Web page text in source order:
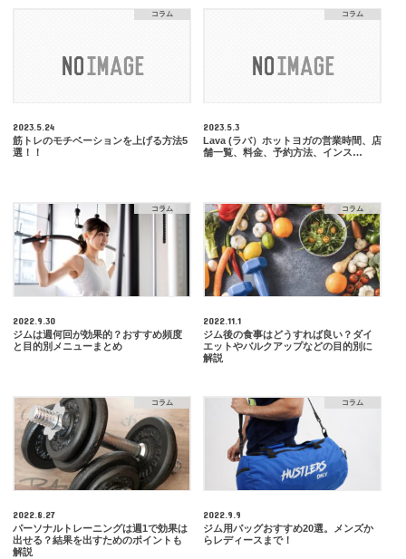
コラム
2023.5.24
筋トレのモチベーションを上げる方法5
選！！
コラム
2023.5.3
Lava (ラバ）ホットヨガの営業時間、店
舗一覧、料金、予約方法、インス…
コラム
2022.9.30
ジムは週何回が効果的？おすすめ頻度
と目的別メニューまとめ
コラム
2022.11.1
ジム後の食事はどうすれば良い？ダイ
エットやバルクアップなどの目的別に
解説
コラム
2022.8.27
パーソナルトレーニングは週1で効果は
出せる？結果を出すためのポイントも
解説
コラム
2022.9.9
ジム用バッグおすすめ20選。メンズか
らレディースまで！